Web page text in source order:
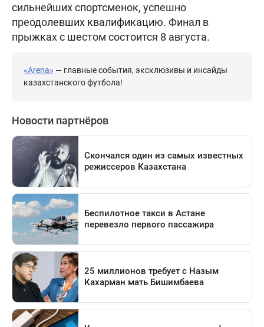
сильнейших спортсменок, успешно
преодолевших квалификацию. Финал в
прыжках с шестом состоится 8 августа.
«Arena» — главные события, эксклюзивы и инсайды
казахстанского футбола!